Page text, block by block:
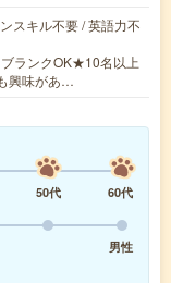
スキル不要 / 英語力不
ランクOK★10名以上
興味があ…
50代
60代
男性